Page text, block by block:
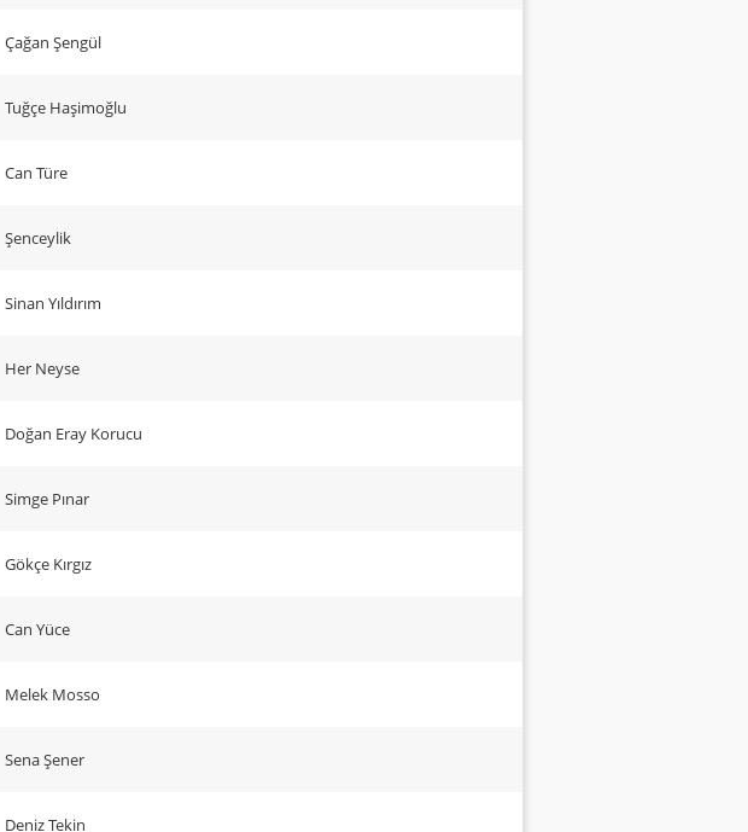
Çağan Şengül
Tuğçe Haşimoğlu
Can Türe
Şenceylik
Sinan Yıldırım
Her Neyse
Doğan Eray Korucu
Simge Pınar
Gökçe Kırgız
Can Yüce
Melek Mosso
Sena Şener
Deniz Tekin